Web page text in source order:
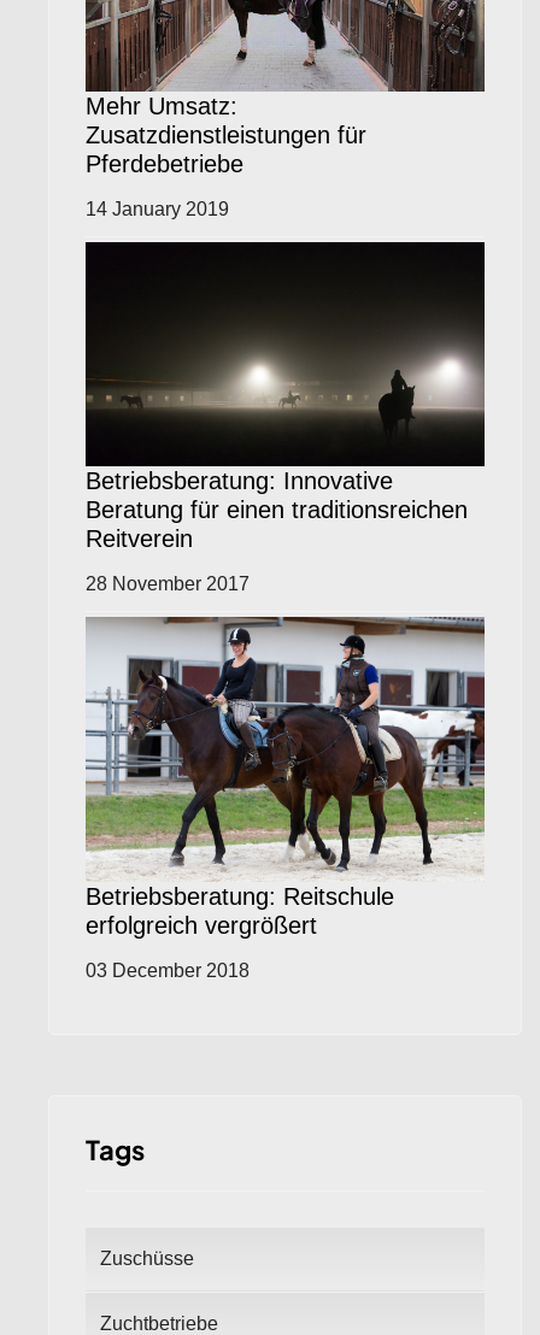
Mehr Umsatz:
Zusatzdienstleistungen für
Pferdebetriebe
14 January 2019
Betriebsberatung: Innovative
Beratung für einen traditionsreichen
Reitverein
28 November 2017
Betriebsberatung: Reitschule
erfolgreich vergrößert
03 December 2018
Tags
Zuschüsse
Zuchtbetriebe